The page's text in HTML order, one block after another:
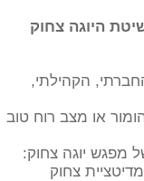
היוגה צחוק
הקהילתי,
או מצב רוח טוב
מפגש יוגה צחוק:
צחוק